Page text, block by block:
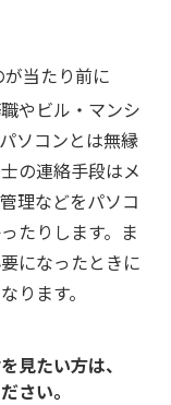
当たり前に
やビル・マンシ
ソコンとは無縁
の連絡手段はメ
理などをパソコ
たりします。ま
になったときに
ります。
見たい方は、
さい。